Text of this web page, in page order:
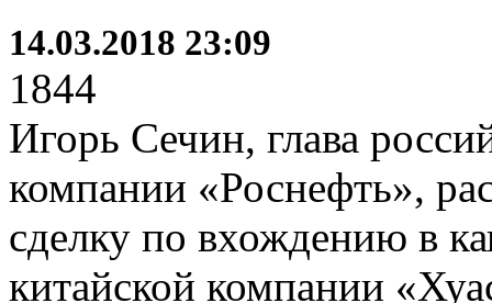
14.03.2018 23:09
1844
Игорь Сечин, глава
компании «Роснефть»,
сделку по вхождению в
китайской компании